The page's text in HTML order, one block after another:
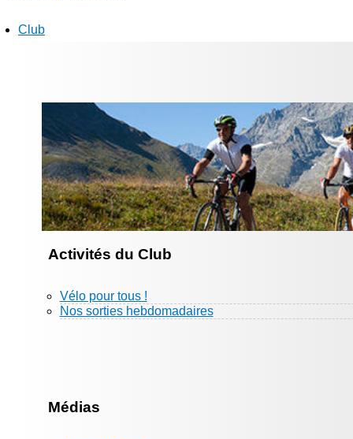
Club
Activités du Club
Vélo pour tous !
Nos sorties hebdomadaires
Médias